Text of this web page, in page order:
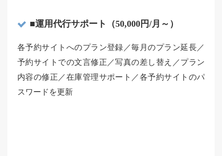
■運用代行サポート（50,000円/月～）
各予約サイトへのプラン登録／毎月のプラン延長／
予約サイトでの文言修正／写真の差し替え／プラン
内容の修正／在庫管理サポート／各予約サイトのパ
スワードを更新